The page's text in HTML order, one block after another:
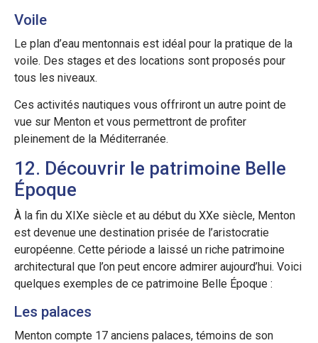
Voile
Le plan d’eau mentonnais est idéal pour la pratique de la
voile. Des stages et des locations sont proposés pour
tous les niveaux.
Ces activités nautiques vous offriront un autre point de
vue sur Menton et vous permettront de profiter
pleinement de la Méditerranée.
12. Découvrir le patrimoine Belle
Époque
À la fin du XIXe siècle et au début du XXe siècle, Menton
est devenue une destination prisée de l’aristocratie
européenne. Cette période a laissé un riche patrimoine
architectural que l’on peut encore admirer aujourd’hui. Voici
quelques exemples de ce patrimoine Belle Époque :
Les palaces
Menton compte 17 anciens palaces, témoins de son